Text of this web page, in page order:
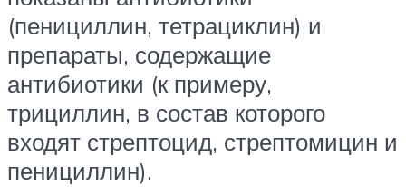
(пенициллин, тетрациклин) и
препараты, содержащие
антибиотики (к примеру,
трициллин, в состав которого
входят стрептоцид, стрептомицин и
пенициллин).